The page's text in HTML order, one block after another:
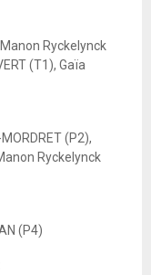
Ryckelynck
(T1), Gaïa
(P2),
Ryckelynck
(P4)